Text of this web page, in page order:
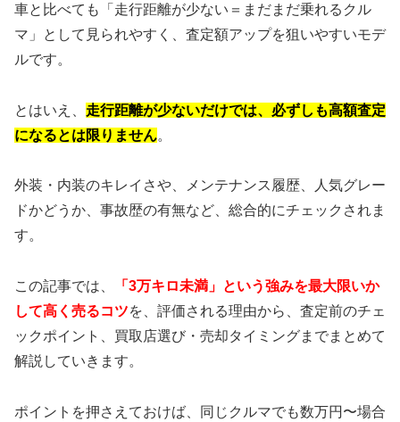
車と比べても「走行距離が少ない＝まだまだ乗れるクル
マ」として見られやすく、査定額アップを狙いやすいモデ
ルです。
とはいえ、 走行距離が少ないだけでは、必ずしも高額査定
になるとは限りません。
外装・内装のキレイさや、メンテナンス履歴、人気グレー
ドかどうか、事故歴の有無など、総合的にチェックされま
す。
この記事では、
「3万キロ未満」という強みを最大限いか
して高く売るコツを、評価される理由から、査定前のチェ
ックポイント、買取店選び・売却タイミングまでまとめて
解説していきます。
ポイントを押さえておけば、同じクルマでも数万円〜場合